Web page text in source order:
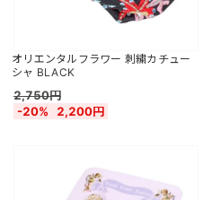
オリエンタルフラワー 刺繍カチュー
シャ BLACK
2,750円
-20%
2,200円